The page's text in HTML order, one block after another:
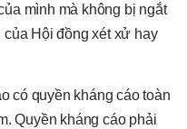
mình mà không bị ngắt
Hội đồng xét xử hay
có quyền kháng cáo toàn
Quyền kháng cáo phải